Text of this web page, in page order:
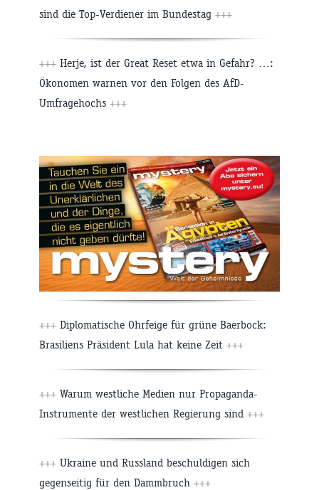
sind die Top-Verdiener im Bundestag +++
+++ Herje, ist der Great Reset etwa in Gefahr? …:
Ökonomen warnen vor den Folgen des AfD-
Umfragehochs +++
+++ Diplomatische Ohrfeige für grüne Baerbock:
Brasiliens Präsident Lula hat keine Zeit +++
+++ Warum westliche Medien nur Propaganda-
Instrumente der westlichen Regierung sind +++
+++ Ukraine und Russland beschuldigen sich
gegenseitig für den Dammbruch +++